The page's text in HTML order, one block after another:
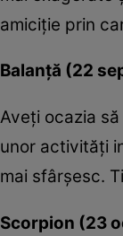
amiciţie prin
Balanţă (22
Aveţi ocazia
unor activităţi
mai sfârşesc.
Scorpion (23